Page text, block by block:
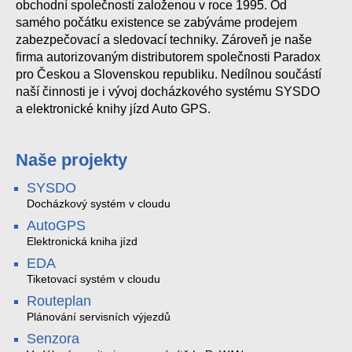
obchodní společností založenou v roce 1995. Od
samého počátku existence se zabýváme prodejem
zabezpečovací a sledovací techniky. Zároveň je naše
firma autorizovaným distributorem společnosti Paradox
pro Českou a Slovenskou republiku. Nedílnou součástí
naší činnosti je i vývoj docházkového systému SYSDO
a elektronické knihy jízd Auto GPS.
Naše projekty
SYSDO
Docházkový systém v cloudu
AutoGPS
Elektronická kniha jízd
EDA
Tiketovací systém v cloudu
Routeplan
Plánování servisních výjezdů
Senzora